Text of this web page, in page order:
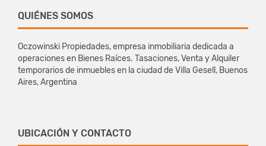
QUIÉNES SOMOS
Oczowinski Propiedades, empresa inmobiliaria dedicada a
operaciones en Bienes Raíces. Tasaciones, Venta y Alquiler
temporarios de inmuebles en la ciudad de Villa Gesell, Buenos
Aires, Argentina
UBICACIÓN Y CONTACTO